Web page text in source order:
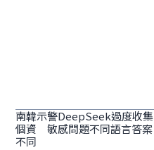
南韓示警DeepSeek過度收集
個資 敏感問題不同語言答案
不同